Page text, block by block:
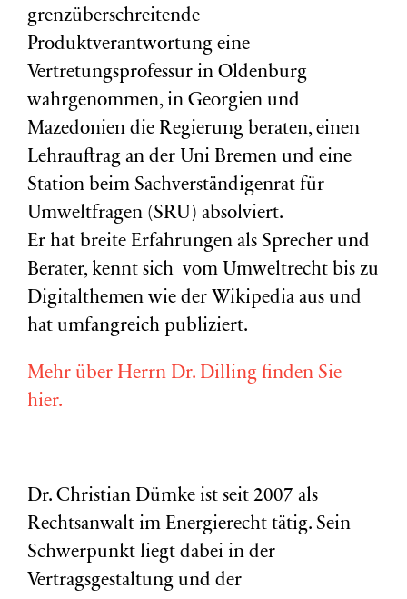
grenzüberschreitende
Produktverantwortung eine
Vertretungsprofessur in Oldenburg
wahrgenommen, in Georgien und
Mazedonien die Regierung beraten, einen
Lehrauftrag an der Uni Bremen und eine
Station beim Sachverständigenrat für
Umweltfragen (SRU) absolviert.
Er hat breite Erfahrungen als Sprecher und
Berater, kennt sich vom Umweltrecht bis zu
Digitalthemen wie der Wikipedia aus und
hat umfangreich publiziert.
Mehr über Herrn Dr. Dilling finden Sie
hier.
Dr. Christian Dümke ist seit 2007 als
Rechtsanwalt im Energierecht tätig. Sein
Schwerpunkt liegt dabei in der
Vertragsgestaltung und der